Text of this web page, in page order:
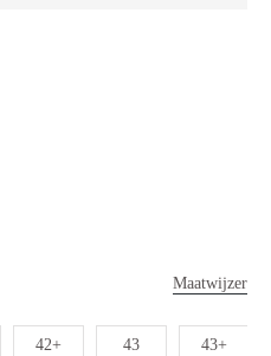
Maatwijzer
42+ 43 43+